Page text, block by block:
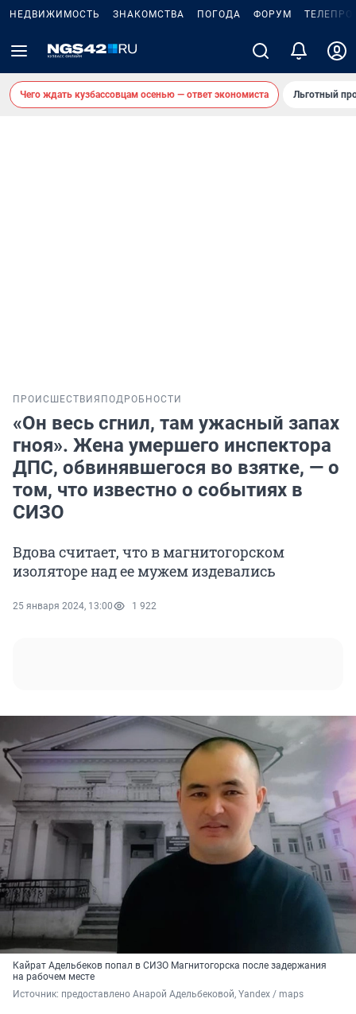
НЕДВИЖИМОСТЬ ЗНАКОМСТВА ПОГОДА ФОРУМ
Чего ждать кузбассовцам осенью — ответ экономиста Льготный
ПРОИСШЕСТВИЯ ПОДРОБНОСТИ
«Он весь сгнил, там ужасный запах
гноя». Жена умершего инспектора
ДПС, обвинявшегося во взятке, — о
том, что известно о событиях в
СИЗО
Вдова считает, что в магнитогорском
изоляторе над ее мужем издевались
25 января 2024, 13:00 1 922
Кайрат Адельбеков попал в СИЗО Магнитогорска после задержания
на рабочем месте
Источник: предоставлено Анарой Адельбековой, Yandex / maps